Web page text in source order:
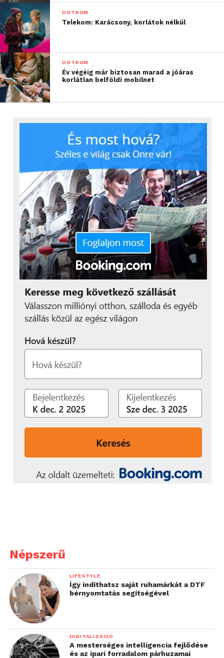
DOTKOM
Telekom: Karácsony, korlátok nélkül
DOTKOM
Év végéig már biztosan marad a jóáras
korlátlan belföldi mobilnet
Népszerű
LIFESTYLE
Így indíthatsz saját ruhamárkát a DTF
bérnyomtatás segítségével
DIGITALIZÁCIÓ
A mesterséges intelligencia fejlődése
és az ipari forradalom párhuzamai